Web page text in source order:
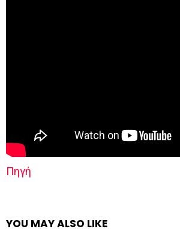
Πηγή
YOU MAY ALSO LIKE